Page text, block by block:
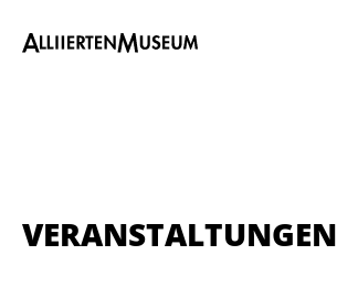
VERANSTALTUNGEN